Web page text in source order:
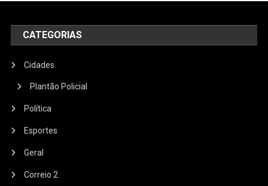
CATEGORIAS
Cidades
Plantão Policial
Política
Esportes
Geral
Correio 2